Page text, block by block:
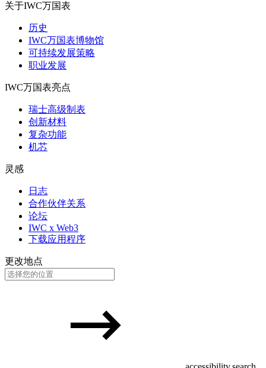
关于IWC万国表
历史
IWC万国表博物馆
可持续发展策略
职业发展
IWC万国表亮点
瑞士高级制表
创新材料
复杂功能
机芯
灵感
日志
合作伙伴关系
论坛
IWC x Web3
下载应用程序
更改地点